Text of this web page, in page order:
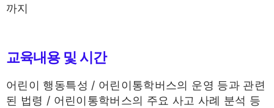
까지
교육내용 및 시간
어린이 행동특성 / 어린이통학버스의 운영 등과 관련
된 법령 / 어린이통학버스의 주요 사고 사례 분석 등